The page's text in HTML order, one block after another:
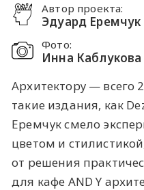
Автор проекта:
Эдуард Еремчук
Фото:
Инна Каблукова
Архитектору — всего
такие издания, как
Еремчук смело
цветом и
от решения
для кафе AND Y